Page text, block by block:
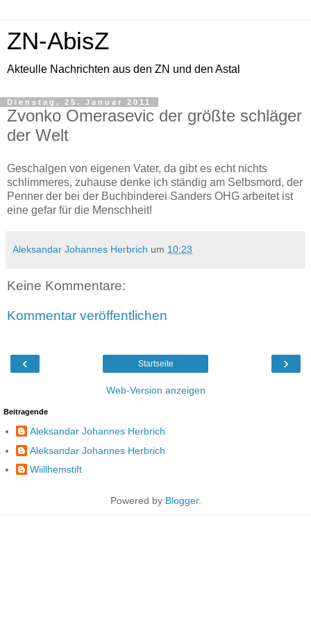
ZN-AbisZ
Akteulle Nachrichten aus den ZN und den Astal
Dienstag, 25. Januar 2011
Zvonko Omerasevic der größte schläger
der Welt
Geschalgen von eigenen Vater, da gibt es echt nichts
schlimmeres, zuhause denke ich ständig am Selbsmord, der
Penner der bei der Buchbinderei Sanders OHG arbeitet ist
eine gefar für die Menschheit!
Aleksandar Johannes Herbrich um 10:23
Keine Kommentare:
Kommentar veröffentlichen
‹ ›
Startseite
Web-Version anzeigen
Beitragende
Aleksandar Johannes Herbrich
Aleksandar Johannes Herbrich
Wiillhemstift
Powered by Blogger.